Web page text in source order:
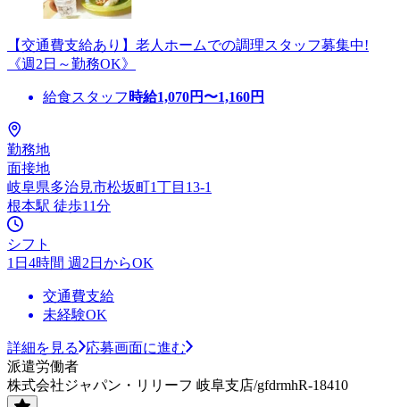
【交通費支給あり】老人ホームでの調理スタッフ募集中!
《週2日～勤務OK》
給食スタッフ 時給1,070円〜1,160円
勤務地
面接地
岐阜県多治見市松坂町1丁目13-1
根本駅 徒歩11分
シフト
1日4時間 週2日からOK
交通費支給
未経験OK
詳細を見る
応募画面に進む
派遣労働者
株式会社ジャパン・リリーフ 岐阜支店/gfdrmhR-18410